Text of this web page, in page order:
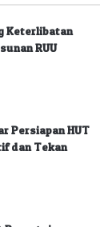
Keterlibatan
RUU
Persiapan HUT
dan Tekan